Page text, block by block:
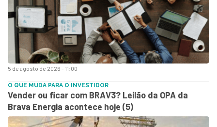
5 de agosto de 2026 - 11:00
O QUE MUDA PARA O INVESTIDOR
Vender ou ficar com BRAV3? Leilão da OPA da
Brava Energia acontece hoje (5)